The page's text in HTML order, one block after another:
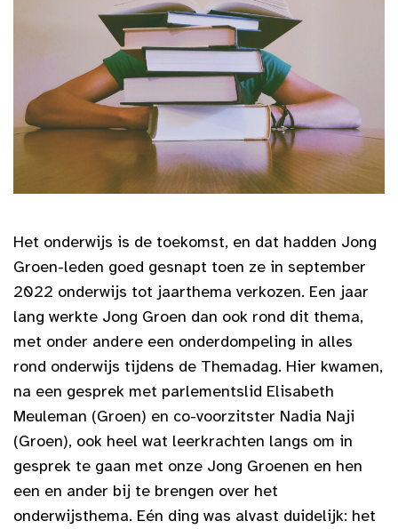
Het onderwijs is de toekomst, en dat hadden Jong
Groen-leden goed gesnapt toen ze in september
2022 onderwijs tot jaarthema verkozen. Een jaar
lang werkte Jong Groen dan ook rond dit thema,
met onder andere een onderdompeling in alles
rond onderwijs tijdens de Themadag. Hier kwamen,
na een gesprek met parlementslid Elisabeth
Meuleman (Groen) en co-voorzitster Nadia Naji
(Groen), ook heel wat leerkrachten langs om in
gesprek te gaan met onze Jong Groenen en hen
een en ander bij te brengen over het
onderwijsthema. Eén ding was alvast duidelijk: het